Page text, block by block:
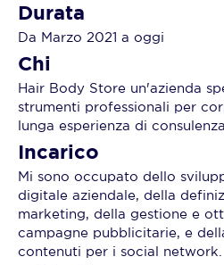
Durata
Da Marzo 2021 a oggi
Chi
Hair Body Store un'azienda
strumenti professionali per
lunga esperienza di
Incarico
Mi sono occupato dello
digitale aziendale, della
marketing, della gestione e
campagne pubblicitarie, e
contenuti per i social network.